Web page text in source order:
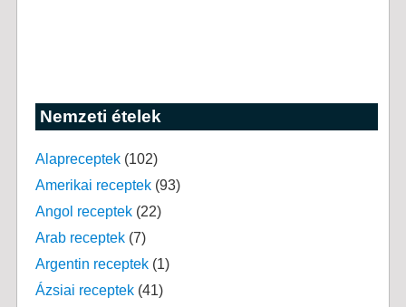
Nemzeti ételek
Alapreceptek(102)
Amerikai receptek(93)
Angol receptek(22)
Arab receptek(7)
Argentin receptek(1)
Ázsiai receptek(41)